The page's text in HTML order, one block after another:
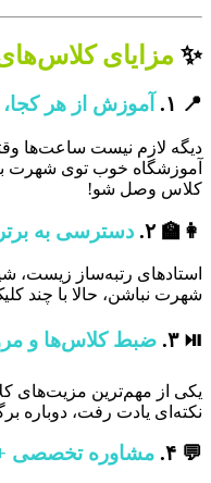
✨ مزایای
📍 ۱. آموزش از هر
دیگه لازم نیست ساعت‌ها
آموزشگاه خوب توی شهرت
کلاس وصل شو!
👩‍🏫 ۲. دسترسی به
استادهای رتبه‌ساز زیست،
شهرت نباشن، حالا با چند
⏯ ۳. ضبط کلاس‌ها و
یکی از مهم‌ترین مزیت‌های
نکته‌ای یادت رفت، دوباره
💬 ۴. مشاوره تخصصی